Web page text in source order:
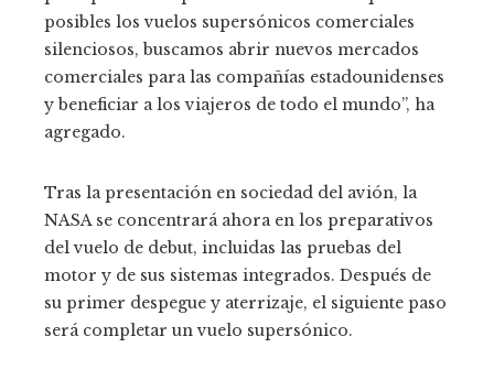
posibles los vuelos supersónicos comerciales
silenciosos, buscamos abrir nuevos mercados
comerciales para las compañías estadounidenses
y beneficiar a los viajeros de todo el mundo”, ha
agregado.
Tras la presentación en sociedad del avión, la
NASA se concentrará ahora en los preparativos
del vuelo de debut, incluidas las pruebas del
motor y de sus sistemas integrados. Después de
su primer despegue y aterrizaje, el siguiente paso
será completar un vuelo supersónico.